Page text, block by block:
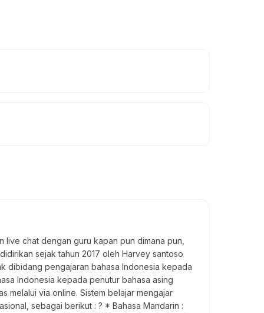
chat dengan guru kapan pun dimana pun,
sejak tahun 2017 oleh Harvey santoso
dibidang pengajaran bahasa Indonesia kepada
Indonesia kepada penutur bahasa asing
melalui via online. Sistem belajar mengajar
sebagai berikut : ? * Bahasa Mandarin :